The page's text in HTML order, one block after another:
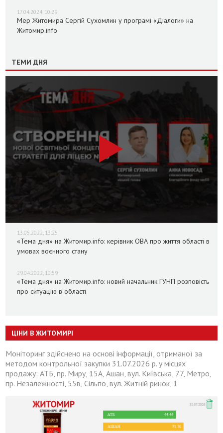
17.04.2024, 10:29
Мер Житомира Сергій Сухомлин у програмі «Діалоги» на
Житомир.info
ТЕМИ ДНЯ
13.05.2022, 13:25
«Тема дня» на Житомир.info: керівник ОВА про життя області в
умовах воєнного стану
29.04.2022, 10:59
«Тема дня» на Житомир.info: новий начальник ГУНП розповість
про ситуацію в області
ЦІНИ В ЖИТОМИРІ
Моніторинг здійснено на основі інформації, отриманої за
методом контрольної закупки 31.07.2026 р. у місцях
продажу: АТБ, пр. Миру, 15А, Ашан, вул. Київська, 77, Метро,
пр. Незалежності, 55в, Сільпо, вул. Житній ринок, 1